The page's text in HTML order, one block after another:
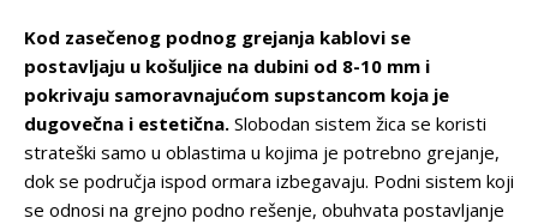
Kod zasečenog podnog grejanja kablovi se
postavljaju u košuljice na dubini od 8-10 mm i
pokrivaju samoravnajućom supstancom koja je
dugovečna i estetična. Slobodan sistem žica se koristi
strateški samo u oblastima u kojima je potrebno grejanje,
dok se područja ispod ormara izbegavaju. Podni sistem koji
se odnosi na grejno podno rešenje, obuhvata postavljanje